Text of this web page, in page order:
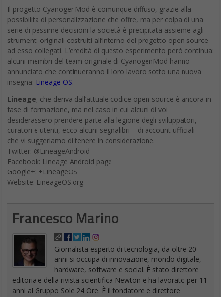
Il progetto CyanogenMod è comunque diffuso, grazie alla
possibilità di personalizzazione che offre, ma per colpa di una
serie di pessime decisioni la società è precipitata assieme agli
strumenti originali costruiti all’interno del progetto open source
ad esso collegati. L’eredità di questo esperimento però continua:
alcuni membri del team originale di CyanogenMod hanno
annunciato che continueranno il loro lavoro sotto una nuova
insegna: Lineage OS.
Lineage, che deriva dall’attuale codice open-source è ancora in
fase di formazione, ma nel caso in cui alcuni di voi
desiderassero prendere parte alla legione degli sviluppatori,
curatori e utenti, ecco alcuni segnalibri – di account ufficiali –
che vi suggeriamo di tenere in considerazione.
Twitter: @LineageAndroid
Facebook: Lineage Android page
Google+: +LineageOS
Website: LineageOS.org
Francesco Marino
Giornalista esperto di tecnologia, da oltre 20
anni si occupa di innovazione, mondo digitale,
hardware, software e social. È stato direttore
editoriale della rivista scientifica Newton e ha lavorato per 11
anni al Gruppo Sole 24 Ore. È il fondatore e direttore